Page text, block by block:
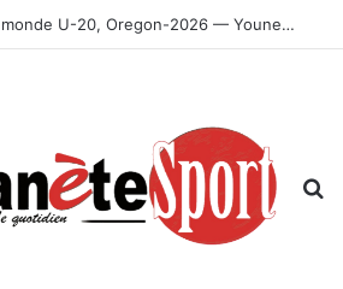
Championnats du monde U-20, Oregon-2026 — Younes Ayachi décroche la médaille d’or